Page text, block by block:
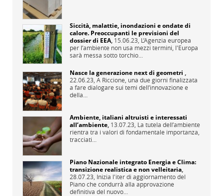
Siccità, malattie, inondazioni e ondate di
calore. Preoccupanti le previsioni del
dossier di EEA, 15.06.23, L’Agenzia europea
per l’ambiente non usa mezzi termini, l'Europa
sarà messa sotto torchio...
Nasce la generazione next di geometri ,
22.06.23, A Riccione, una due giorni finalizzata
a fare dialogare sui temi dell’innovazione e
della...
Ambiente, italiani altruisti e interessati
all’ambiente, 13.07.23, La tutela dell’ambiente
rientra tra i valori di fondamentale importanza,
tracciati...
Piano Nazionale integrato Energia e Clima:
transizione realistica e non velleitaria,
28.07.23, Inizia l'iter di aggiornamento del
Piano che condurrà alla approvazione
definitiva del nuovo...